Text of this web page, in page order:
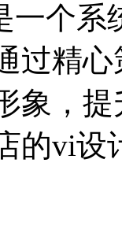
一个系
过精
象，
的vi